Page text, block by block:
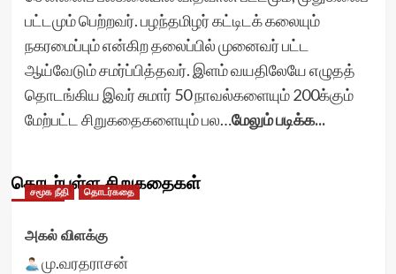
பட்டமும் பெற்றவர். பழந்தமிழர் கட்டிடக் கலையும்
நகரமைப்பும் என்கிற தலைப்பில் முனைவர் பட்ட
ஆய்வேடும் சமர்ப்பித்தவர். இளம் வயதிலேயே எழுதத்
தொடங்கிய இவர் சுமார் 50 நாவல்களையும் 200க்கும்
மேற்பட்ட சிறுகதைகளையும் பல…மேலும் படிக்க...
தொடர்புள்ள சிறுகதைகள்
சமூக நீதி தொடர்கதை
அகல் விளக்கு
மு.வரதராசன்